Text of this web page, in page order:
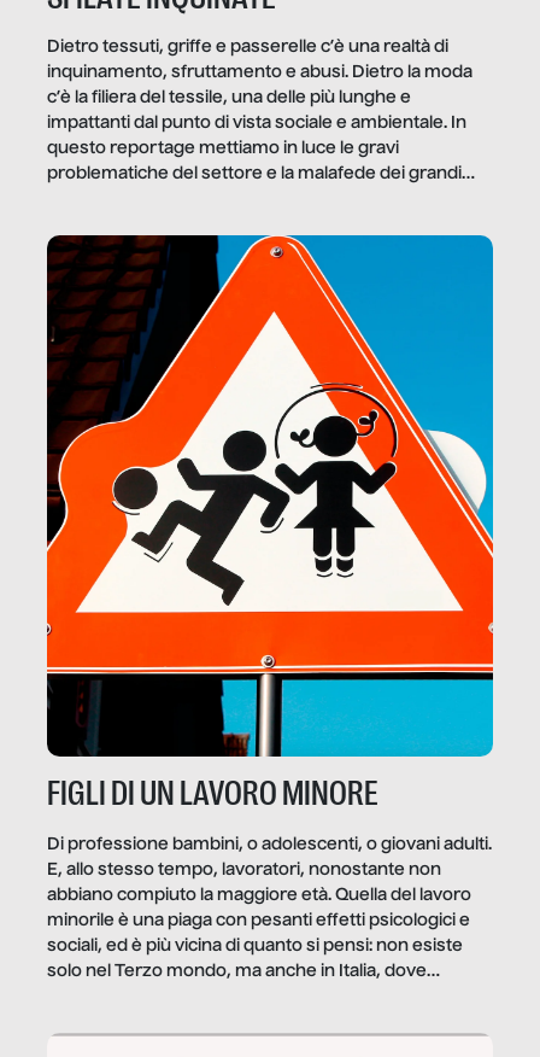
Dietro tessuti, griffe e passerelle c’è una realtà di
inquinamento, sfruttamento e abusi. Dietro la moda
c’è la filiera del tessile, una delle più lunghe e
impattanti dal punto di vista sociale e ambientale. In
questo reportage mettiamo in luce le gravi
problematiche del settore e la malafede dei grandi
FIGLI DI UN LAVORO MINORE
Di professione bambini, o adolescenti, o giovani adulti.
E, allo stesso tempo, lavoratori, nonostante non
abbiano compiuto la maggiore età. Quella del lavoro
minorile è una piaga con pesanti effetti psicologici e
sociali, ed è più vicina di quanto si pensi: non esiste
solo nel Terzo mondo, ma anche in Italia, dove